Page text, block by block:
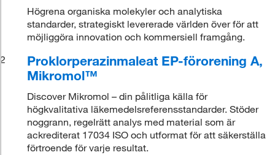
Högrena organiska molekyler och analytiska
standarder, strategiskt levererade världen över för att
möjliggöra innovation och kommersiell framgång.
2
Proklorperazinmaleat EP-förorening A,
Mikromol™
Discover Mikromol – din pålitliga källa för
högkvalitativa läkemedelsreferensstandarder. Stöder
noggrann, regelrätt analys med material som är
ackrediterat 17034 ISO och utformat för att säkerställa
förtroende för varje resultat.